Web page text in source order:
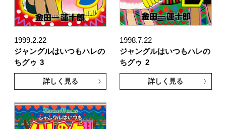
1999.2.22
ジャングルはいつもハレの
ちグゥ 3
詳しく見る
1998.7.22
ジャングルはいつもハレの
ちグゥ 2
詳しく見る